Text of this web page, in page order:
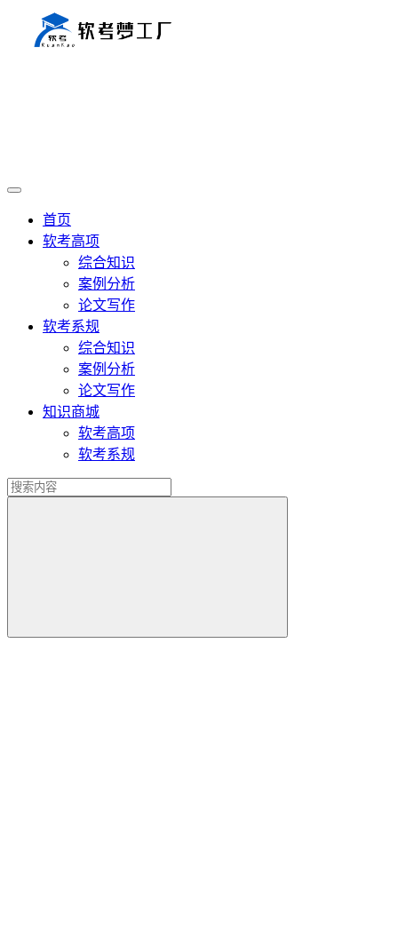
首页
软考高项
综合知识
案例分析
论文写作
软考系规
综合知识
案例分析
论文写作
知识商城
软考高项
软考系规